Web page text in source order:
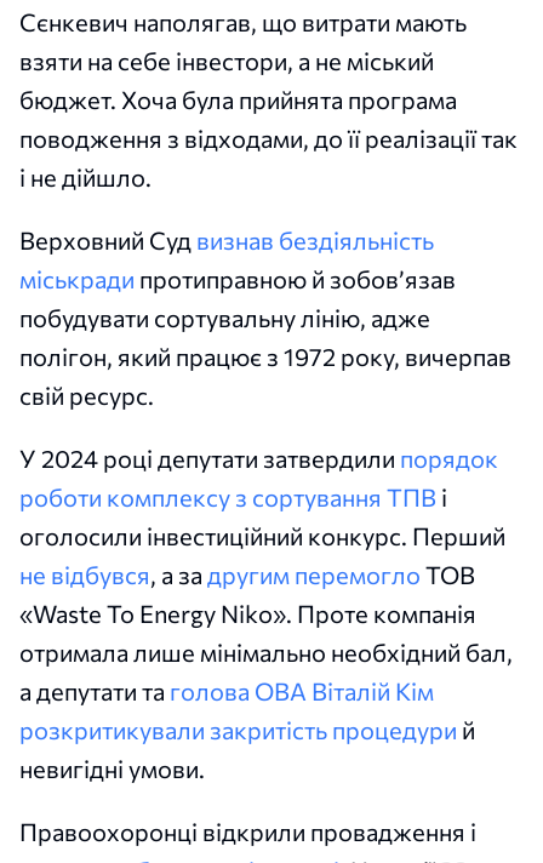
Сєнкевич наполягав, що витрати мають
взяти на себе інвестори, а не міський
бюджет. Хоча була прийнята програма
поводження з відходами, до її реалізації так
і не дійшло.
Верховний Суд визнав бездіяльність
міськради протиправною й зобов’язав
побудувати сортувальну лінію, адже
полігон, який працює з 1972 року, вичерпав
свій ресурс.
У 2024 році депутати затвердили порядок
роботи комплексу з сортування ТПВ і
оголосили інвестиційний конкурс. Перший
не відбувся, а за другим перемогло ТОВ
«Waste To Energy Niko». Проте компанія
отримала лише мінімально необхідний бал,
а депутати та голова ОВА Віталій Кім
розкритикували закритість процедури й
невигідні умови.
Правоохоронці відкрили провадження і